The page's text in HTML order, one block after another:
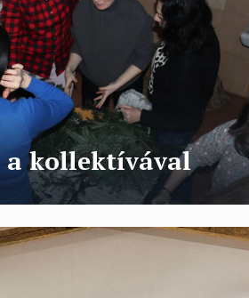
a kollektívával